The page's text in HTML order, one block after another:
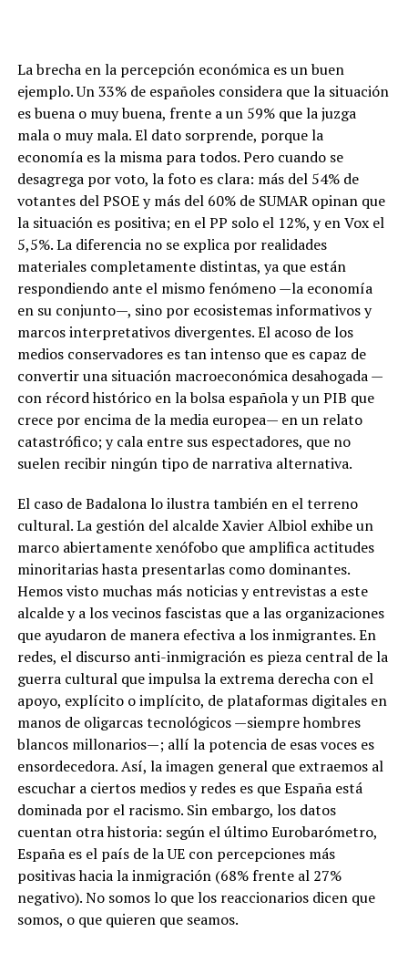
La brecha en la percepción económica es un buen
ejemplo. Un 33% de españoles considera que la situación
es buena o muy buena, frente a un 59% que la juzga
mala o muy mala. El dato sorprende, porque la
economía es la misma para todos. Pero cuando se
desagrega por voto, la foto es clara: más del 54% de
votantes del PSOE y más del 60% de SUMAR opinan que
la situación es positiva; en el PP solo el 12%, y en Vox el
5,5%. La diferencia no se explica por realidades
materiales completamente distintas, ya que están
respondiendo ante el mismo fenómeno —la economía
en su conjunto—, sino por ecosistemas informativos y
marcos interpretativos divergentes. El acoso de los
medios conservadores es tan intenso que es capaz de
convertir una situación macroeconómica desahogada —
con récord histórico en la bolsa española y un PIB que
crece por encima de la media europea— en un relato
catastrófico; y cala entre sus espectadores, que no
suelen recibir ningún tipo de narrativa alternativa.
El caso de Badalona lo ilustra también en el terreno
cultural. La gestión del alcalde Xavier Albiol exhibe un
marco abiertamente xenófobo que amplifica actitudes
minoritarias hasta presentarlas como dominantes.
Hemos visto muchas más noticias y entrevistas a este
alcalde y a los vecinos fascistas que a las organizaciones
que ayudaron de manera efectiva a los inmigrantes. En
redes, el discurso anti-inmigración es pieza central de la
guerra cultural que impulsa la extrema derecha con el
apoyo, explícito o implícito, de plataformas digitales en
manos de oligarcas tecnológicos —siempre hombres
blancos millonarios—; allí la potencia de esas voces es
ensordecedora. Así, la imagen general que extraemos al
escuchar a ciertos medios y redes es que España está
dominada por el racismo. Sin embargo, los datos
cuentan otra historia: según el último Eurobarómetro,
España es el país de la UE con percepciones más
positivas hacia la inmigración (68% frente al 27%
negativo). No somos lo que los reaccionarios dicen que
somos, o que quieren que seamos.